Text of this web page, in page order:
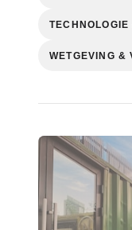
WETGEVING &